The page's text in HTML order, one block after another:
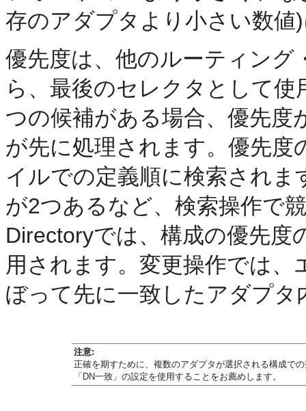
存のアダプタより小さい数
優先度は、他のルーティン
ら、最後のセレクタとして
つの候補がある場合、優先
が先に処理されます。優先
イルでの定義順に検索され
が2つあるなど、検索操作で
Directoryでは、構成の優先
用されます。変更操作では
ぼって先に一致したアダプ
注意:
正確を期すために、複数のアダプタが選択される構成で
「DN一致」の設定を使用することをお薦めします。